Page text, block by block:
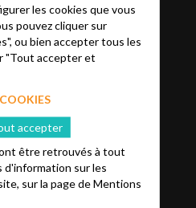
juillet 2020
juin 2020
janvier 2020
juillet 2019
avril 2019
mars 2019
novembre 2018
octobre 2018
septembre 2018
août 2018
les cookies que vous
pouvez cliquer sur
ou bien accepter tous les
"Tout accepter et
accepter
être retrouvés à tout
d'information sur les
sur la page deMentions